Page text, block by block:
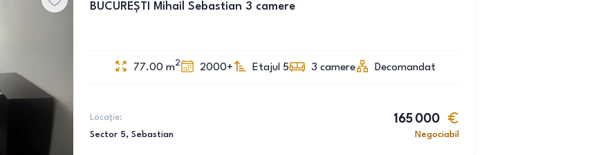
BUCUREȘTI Mihail Sebastian 3 camere
77.00 m2 2000+ Etajul 5 3 camere Decomandat
Locație:
Sector 5, Sebastian
165 000
Negociabil